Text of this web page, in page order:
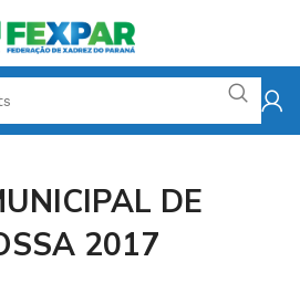
DE
2017